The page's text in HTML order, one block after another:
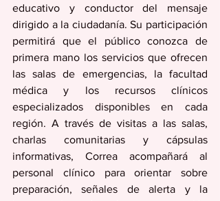
educativo y conductor del mensaje
dirigido a la ciudadanía. Su participación
permitirá que el público conozca de
primera mano los servicios que ofrecen
las salas de emergencias, la facultad
médica y los recursos clínicos
especializados disponibles en cada
región. A través de visitas a las salas,
charlas comunitarias y cápsulas
informativas, Correa acompañará al
personal clínico para orientar sobre
preparación, señales de alerta y la